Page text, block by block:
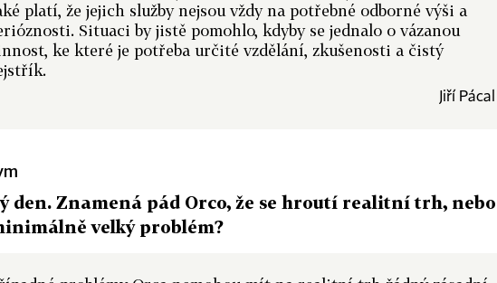
platí, že jejich služby nejsou vždy na potřebné odborné výši a
Situaci by jistě pomohlo, kdyby se jednalo o vázanou
ke které je potřeba určité vzdělání, zkušenosti a čistý
Jiří Pácal
den. Znamená pád Orco, že se hroutí realitní trh, nebo
velký problém?